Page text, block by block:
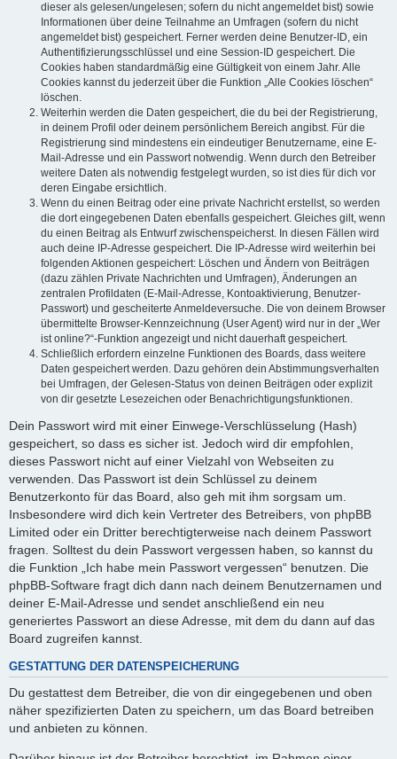
dieser als gelesen/ungelesen; sofern du nicht angemeldet bist) sowie
Informationen über deine Teilnahme an Umfragen (sofern du nicht
angemeldet bist) gespeichert. Ferner werden deine Benutzer-ID, ein
Authentifizierungsschlüssel und eine Session-ID gespeichert. Die
Cookies haben standardmäßig eine Gültigkeit von einem Jahr. Alle
Cookies kannst du jederzeit über die Funktion „Alle Cookies löschen“
löschen.
Weiterhin werden die Daten gespeichert, die du bei der Registrierung,
in deinem Profil oder deinem persönlichem Bereich angibst. Für die
Registrierung sind mindestens ein eindeutiger Benutzername, eine E-
Mail-Adresse und ein Passwort notwendig. Wenn durch den Betreiber
weitere Daten als notwendig festgelegt wurden, so ist dies für dich vor
deren Eingabe ersichtlich.
Wenn du einen Beitrag oder eine private Nachricht erstellst, so werden
die dort eingegebenen Daten ebenfalls gespeichert. Gleiches gilt, wenn
du einen Beitrag als Entwurf zwischenspeicherst. In diesen Fällen wird
auch deine IP-Adresse gespeichert. Die IP-Adresse wird weiterhin bei
folgenden Aktionen gespeichert: Löschen und Ändern von Beiträgen
(dazu zählen Private Nachrichten und Umfragen), Änderungen an
zentralen Profildaten (E-Mail-Adresse, Kontoaktivierung, Benutzer-
Passwort) und gescheiterte Anmeldeversuche. Die von deinem Browser
übermittelte Browser-Kennzeichnung (User Agent) wird nur in der „Wer
ist online?“-Funktion angezeigt und nicht dauerhaft gespeichert.
Schließlich erfordern einzelne Funktionen des Boards, dass weitere
Daten gespeichert werden. Dazu gehören dein Abstimmungsverhalten
bei Umfragen, der Gelesen-Status von deinen Beiträgen oder explizit
von dir gesetzte Lesezeichen oder Benachrichtigungsfunktionen.
Dein Passwort wird mit einer Einwege-Verschlüsselung (Hash)
gespeichert, so dass es sicher ist. Jedoch wird dir empfohlen,
dieses Passwort nicht auf einer Vielzahl von Webseiten zu
verwenden. Das Passwort ist dein Schlüssel zu deinem
Benutzerkonto für das Board, also geh mit ihm sorgsam um.
Insbesondere wird dich kein Vertreter des Betreibers, von phpBB
Limited oder ein Dritter berechtigterweise nach deinem Passwort
fragen. Solltest du dein Passwort vergessen haben, so kannst du
die Funktion „Ich habe mein Passwort vergessen“ benutzen. Die
phpBB-Software fragt dich dann nach deinem Benutzernamen und
deiner E-Mail-Adresse und sendet anschließend ein neu
generiertes Passwort an diese Adresse, mit dem du dann auf das
Board zugreifen kannst.
GESTATTUNG DER DATENSPEICHERUNG
Du gestattest dem Betreiber, die von dir eingegebenen und oben
näher spezifizierten Daten zu speichern, um das Board betreiben
und anbieten zu können.